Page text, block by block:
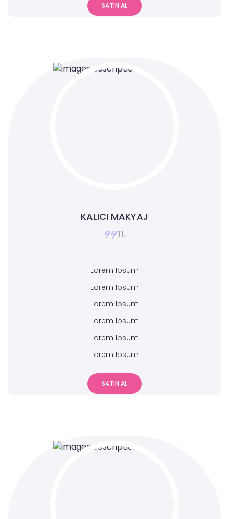
SATIN AL
KALICI MAKYAJ
99TL
Lorem Ipsum
Lorem Ipsum
Lorem Ipsum
Lorem Ipsum
Lorem Ipsum
Lorem Ipsum
SATIN AL